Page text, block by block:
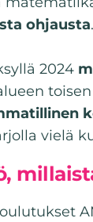
ohjausta
2024
vielä